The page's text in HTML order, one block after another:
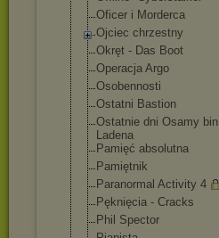
Oficer i Morderca
Ojciec chrzestny
Okręt - Das Boot
Operacja Argo
Osobennosti
Ostatni Bastion
Ostatnie dni Osamy bin
Ladena
Pamięć absolutna
Pamiętnik
Paranormal Activity 4
Pęknięcia - Cracks
Phil Spector